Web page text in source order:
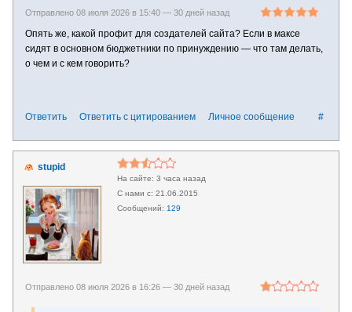
Отправлено 08 июля 2026 в 15:40 — 30 дней назад
Опять же, какой профит для создателей сайта? Если в максе
сидят в основном бюджетники по принуждению — что там делать,
о чем и с кем говорить?
#
Ответить Ответить с цитированием Личное сообщение
stupid
3 часа назад
21.06.2015
129
Отправлено 08 июля 2026 в 16:26 — 30 дней назад